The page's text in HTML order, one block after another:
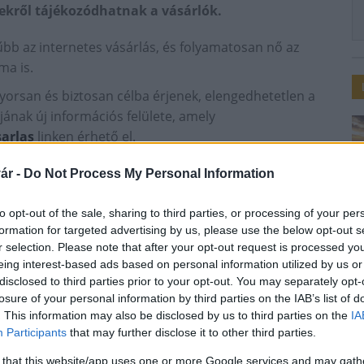
- Do Not Process My Personal Information
opt-out of the sale, sharing to third parties, or processing of your
for targeted advertising by us, please use the below opt-out
selection. Please note that after your opt-out request is processed
interest-based ads based on personal information utilized by us
to third parties prior to your opt-out. You may separately
of your personal information by third parties on the IAB’s list of
This information may also be disclosed by us to third parties on the
Participants that may further disclose it to other third parties.
that this website/app uses one or more Google services and may
tájékozódhatnak a vásárlók.
az internetes vásárlás, és folyamatosan nő az
is.
és biztosan célba érjenek, elengedhetetlen a
új információs felülete, amely
linken érhető el.
segítségével a vásárló még a termék
jár az Európai Unión kívüli országokból érkező
internetes rendelését, fontos tájékozódnia az
vagy unión kívüli országból szállítják-e.
rendelt áru gyártási, raktározási helye az
a termék, azt vámkezeltetni kell. Ez vám- és
adminisztrációs díjával járhat.